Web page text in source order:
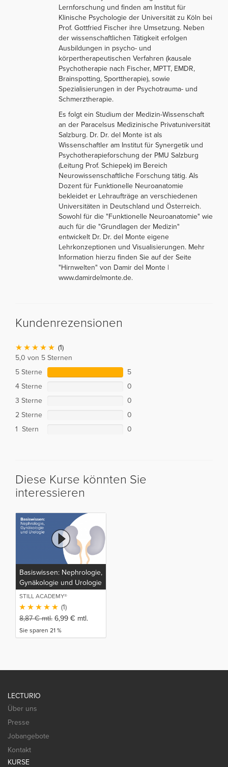
Lernforschung und finden am Institut für
Klinische Psychologie der Universität zu Köln bei
Prof. Gottfried Fischer ihre Umsetzung. Neben
der wissenschaftlichen Tätigkeit erfolgen
Ausbildungen in psycho- und
körpertherapeutischen Verfahren (kausale
Psychotherapie nach Fischer, MPTT, EMDR,
Brainspotting, Sporttherapie), sowie
Spezialisierungen in der Psychotrauma- und
Schmerztherapie.
Es folgt ein Studium der Medizin-Wissenschaft
an der Paracelsus Medizinische Privatuniversität
Salzburg. Dr. Dr. del Monte ist als
Wissenschaftler am Institut für Synergetik und
Psychotherapieforschung der PMU Salzburg
(Leitung Prof. Schiepek) im Bereich
Neurowissenschaftliche Forschung tätig. Als
Dozent für Funktionelle Neuroanatomie
bekleidet er Lehraufträge an verschiedenen
Universitäten in Deutschland und Österreich.
Sowohl für die "Funktionelle Neuroanatomie" wie
auch für die "Grundlagen der Medizin"
entwickelt Dr. Dr. del Monte eigene
Lehrkonzeptionen und Visualisierungen. Mehr
Information hierzu finden Sie auf der Seite
"Hirnwelten" von Damir del Monte |
www.damirdelmonte.de.
Kundenrezensionen
(1)
5,0 von 5 Sternen
5 Sterne
5
4 Sterne
0
3 Sterne
0
2 Sterne
0
1 Stern
0
Diese Kurse könnten Sie
interessieren
Basiswissen: Nephrologie,
Gynäkologie und Urologie
STILL ACADEMY®
(1)
8,87€mtl. 6,99 € mtl.
Sie sparen 21 %
LECTURIO
Über uns
Presse
Jobangebote
Kontakt
KURSE